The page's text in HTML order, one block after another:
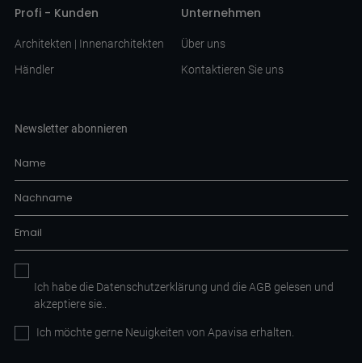
Profi - Kunden
Architekten | Innenarchitekten
Händler
Unternehmen
Über uns
Kontaktieren Sie uns
Newsletter abonnieren
Ich habe die Datenschutzerklärung und die AGB gelesen und
akzeptiere sie.
Ich möchte gerne Neuigkeiten von Apavisa erhalten.